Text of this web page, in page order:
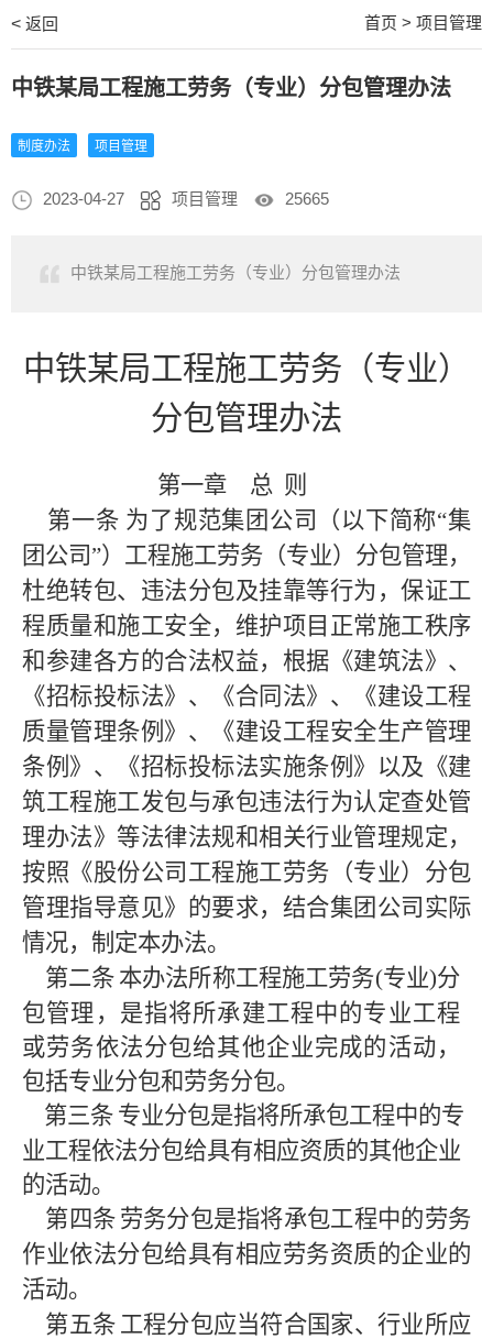
< 返回 首页 > 项目管理
中铁某局工程施工劳务（专业）分包管理办法
制度办法 项目管理
2023-04-27 项目管理 25665
中铁某局工程施工劳务（专业）分包管理办法
中铁某局工程施工劳务（专业）
分包管理办法
第一章 总 则
第一条 为了规范集团公司 （以下简称“集
团公司”）工程施工劳务（专业）分包管理，
杜绝转包、违法分包及挂靠等行为，保证工
程质量和施工安全，维护项目正常施工秩序
和参建各方的合法权益，根据《建筑法》、
《招标投标法》、《合同法》、《建设工程
质量管理条例》、《建设工程安全生产管理
条例》、《招标投标法实施条例》以及《建
筑工程施工发包与承包违法行为认定查处管
理办法》等法律法规和相关行业管理规定，
按照《股份公司 工程施工劳务（专业）分包
管理指导意见》的要求，结合集团公司实际
情况，制定本办法。
第二条 本办法所称工程施工劳务(专业)分
包管理， 是指将所承建工程中的专业工程
或劳务依法分包给其他企业完成的活动，
包括专业分包和劳务分包。
第三条 专业分包是指将所承包工程中的专
业工程依法分包给具有相应资质的其他企业
的活动。
第四条 劳务分包是指将承包工程中的劳务
作业依法分包给具有相应劳务资质的企业的
活动。
第五条 工程分包应当符合国家、行业所应